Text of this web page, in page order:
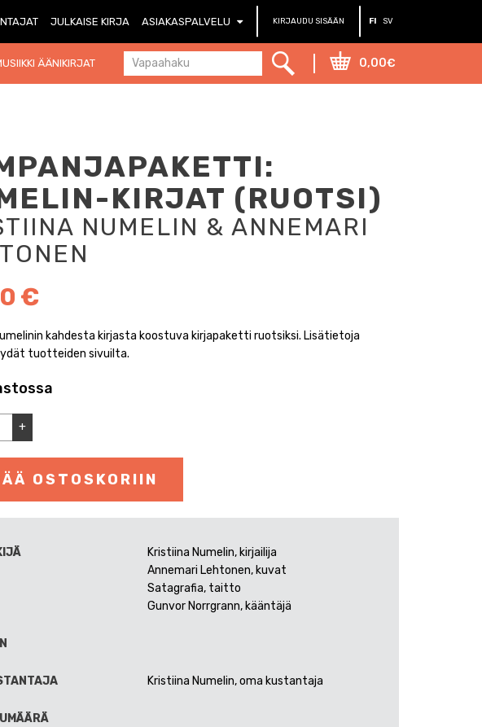
JULKAISE KIRJA ASIAKASPALVELU KIRJAUDU SISÄÄN FI SV
ÄÄNIKIRJAT 0,00€
KIRJAT (RUOTSI)
NUMELIN & ANNEMARI
kahdesta kirjasta koostuva kirjapaketti ruotsiksi. Lisätietoja
tuotteiden sivuilta.
+
OSTOSKORIIN
Kristiina Numelin, kirjailija
Annemari Lehtonen, kuvat
Satagrafia, taitto
Gunvor Norrgrann, kääntäjä
Kristiina Numelin, oma kustantaja